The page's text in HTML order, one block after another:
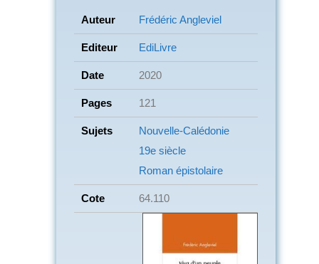
Auteur Frédéric Angleviel
Editeur EdiLivre
Date 2020
Pages 121
Sujets
Nouvelle-Calédonie
19e siècle
Roman épistolaire
Cote 64.110